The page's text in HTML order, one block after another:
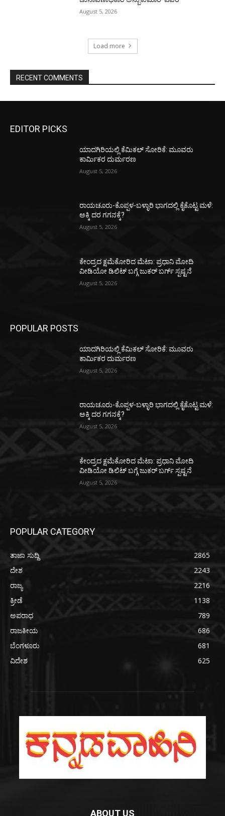
August 5, 2026
Load more
RECENT COMMENTS
EDITOR PICKS
ಯಾದಗಿರಿಯಲ್ಲಿ ಕೆಮಿಕಲ್ ಸೋರಿಕೆ: ಮೂವರು
ಕಾರ್ಮಿಕರ ದುರ್ಮರಣ
August 5, 2026
ರಾಯಚೂರು-ಕೊಪ್ಪಳ-ಬಳ್ಳಾರಿ ಭಾಗದಲ್ಲಿ ಕೈಕೊಟ್ಟ ಮಳೆ:
ಅಕ್ಕಿ ದರ ಗಗನಕ್ಕೆ?
August 5, 2026
ಕೇಂದ್ರದ ಕ್ಷಮೆಕೋರಿದ ಮೆಟಾ: ಪ್ರಧಾನಿ ಮೋದಿ
ವೀಡಿಯೋ ಡಿಲಿಟ್ ಬಗ್ಗೆ ಜುಕರ್ ಬರ್ಗ್ ಸ್ಪಷ್ಟನೆ
August 5, 2026
POPULAR POSTS
ಯಾದಗಿರಿಯಲ್ಲಿ ಕೆಮಿಕಲ್ ಸೋರಿಕೆ: ಮೂವರು
ಕಾರ್ಮಿಕರ ದುರ್ಮರಣ
August 5, 2026
ರಾಯಚೂರು-ಕೊಪ್ಪಳ-ಬಳ್ಳಾರಿ ಭಾಗದಲ್ಲಿ ಕೈಕೊಟ್ಟ ಮಳೆ:
ಅಕ್ಕಿ ದರ ಗಗನಕ್ಕೆ?
August 5, 2026
ಕೇಂದ್ರದ ಕ್ಷಮೆಕೋರಿದ ಮೆಟಾ: ಪ್ರಧಾನಿ ಮೋದಿ
ವೀಡಿಯೋ ಡಿಲಿಟ್ ಬಗ್ಗೆ ಜುಕರ್ ಬರ್ಗ್ ಸ್ಪಷ್ಟನೆ
August 5, 2026
POPULAR CATEGORY
ತಾಜಾ ಸುದ್ದಿ
2865
ದೇಶ
2243
ರಾಜ್ಯ
2216
ಕ್ರೀಡೆ
1138
ಅಪರಾಧ
789
ರಾಜಕೀಯ
686
ಬೆಂಗಳೂರು
681
ವಿದೇಶ
625
ABOUT US